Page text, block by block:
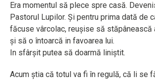
Era momentul să plece spre casă.
Pastorul Lupilor. Și pentru prima dată de
făcuse vârcolac, reușise să stăpânească
și să o întoarcă in favoarea lui.
In sfârșit putea să doarmă liniștit.
Acum știa că totul va fi în regulă, că li se